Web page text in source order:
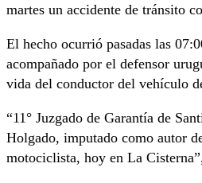
martes un accidente de tránsito
El hecho ocurrió pasadas las
acompañado por el defensor
vida del conductor del vehículo
“11° Juzgado de Garantía de
Holgado, imputado como autor
motociclista, hoy en La